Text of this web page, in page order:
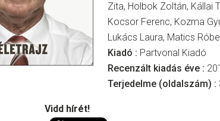
Zita, Holbok Zoltán, Kállai
Kocsor Ferenc, Kozma
Lukács Laura, Matics
Kiadó : Partvonal Kiadó
Recenzált kiadás éve :
Terjedelme (oldalszám) :
Vidd hírét!